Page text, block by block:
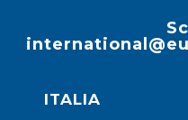
ITALIA